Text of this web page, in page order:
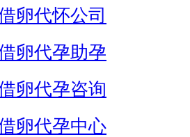
卵代怀公司
卵代孕助孕
卵代孕咨询
卵代孕中心